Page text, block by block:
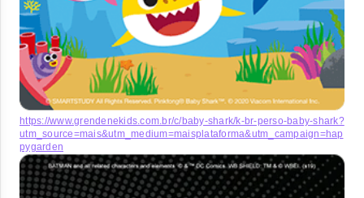
https://www.grendenekids.com.br/c/baby-shark/k-br-perso-baby-shark?
utm_source=mais&utm_medium=maisplataforma&utm_campaign=hap
pygarden